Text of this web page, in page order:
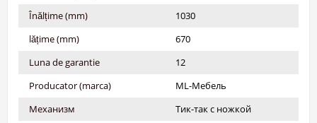
Înălțime (mm)
1030
lățime (mm)
670
Luna de garantie
12
Producator (marca)
ML-Мебель
Механизм
Тик-так с ножкой